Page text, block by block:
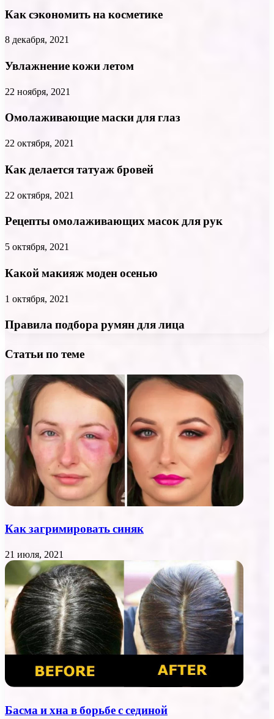
Как сэкономить на косметике
8 декабря, 2021
Увлажнение кожи летом
22 ноября, 2021
Омолаживающие маски для глаз
22 октября, 2021
Как делается татуаж бровей
22 октября, 2021
Рецепты омолаживающих масок для рук
5 октября, 2021
Какой макияж моден осенью
1 октября, 2021
Правила подбора румян для лица
Статьи по теме
Как загримировать синяк
21 июля, 2021
Басма и хна в борьбе с сединой